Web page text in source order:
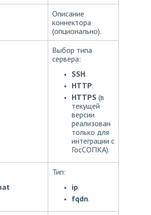
Описание
коннектора
(опционально).
Выбор типа
сервера:
SSH.
HTTP.
HTTPS (в
текущей
версии
реализован
только для
интеграции с
ГосСОПКА).
Тип:
ip.
fqdn.